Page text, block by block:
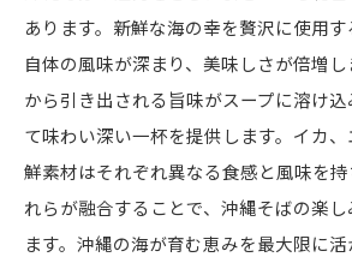
あります。新鮮な海の幸を贅沢に使用
自体の風味が深まり、美味しさが倍増
から引き出される旨味がスープに溶け
て味わい深い一杯を提供します。イカ
鮮素材はそれぞれ異なる食感と風味を
れらが融合することで、沖縄そばの楽
ます。沖縄の海が育む恵みを最大限に活